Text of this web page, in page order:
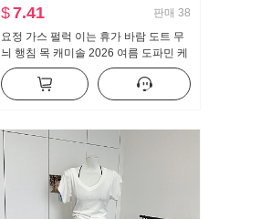
$7.41 판매 38
요정 가스 펄럭 이는 휴가 바람 도트 무
늬 행침 목 캐미솔 2026 여름 도파민 케
이크 퍼프 인형 셔츠 맨위